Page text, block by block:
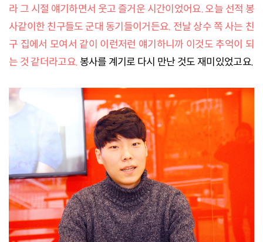
라 그 시절 얘기하면서 웃고 즐거운 시간이었어요. 오늘 선적 봉
사같이한 친구들도 군대 동기들이거든요. 전날 상수 쪽 사는 친
구 집에서 모여서 같이 이런저런 얘기하니까 이것도 추억이 되
는 것 같더라고요.봉사를 계기로 다시 만난 것도 재미있었고요.